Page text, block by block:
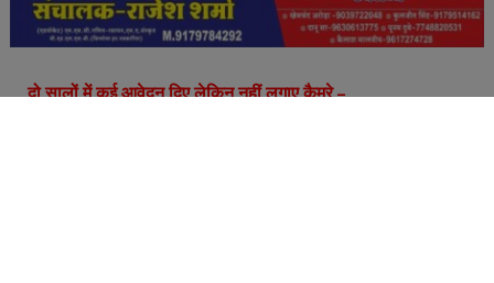
दो सालों में कई आवेदन दिए लेकिन नहीं लगाए कैमरे –